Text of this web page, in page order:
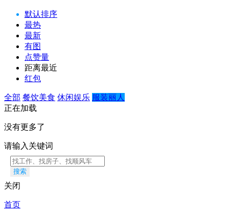
默认排序
最热
最新
有图
点赞量
距离最近
红包
全部 餐饮美食 休闲娱乐 服装丽人
正在加载
没有更多了
请输入关键词
搜索
关闭
首页